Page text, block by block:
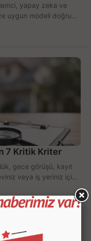
yapay zeka ve
uygun modeli doğru
7 Kritik Kriter
gece görüşü, kayıt
veya iş yeriniz için